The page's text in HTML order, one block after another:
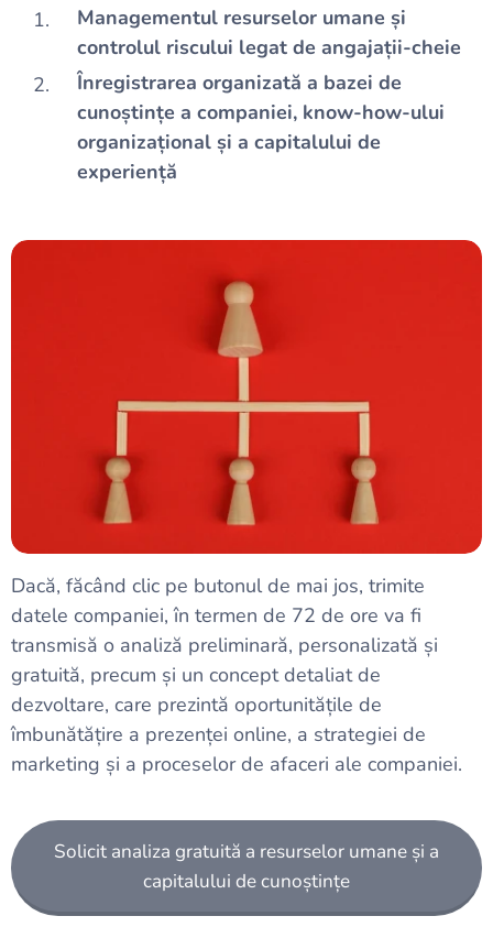
Managementul resurselor umane și
controlul riscului legat de angajații-cheie
Înregistrarea organizată a bazei de
cunoștințe a companiei, know-how-ului
organizațional și a capitalului de
experiență
Dacă, făcând clic pe butonul de mai jos, trimite
datele companiei, în termen de 72 de ore va fi
transmisă o analiză preliminară, personalizată și
gratuită, precum și un concept detaliat de
dezvoltare, care prezintă oportunitățile de
îmbunătățire a prezenței online, a strategiei de
marketing și a proceselor de afaceri ale companiei.
Solicit analiza gratuită a resurselor umane și a
capitalului de cunoștințe